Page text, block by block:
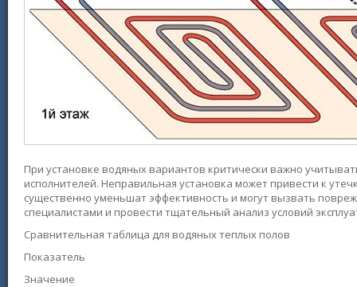
При установке водяных вариантов критически важно
исполнителей. Неправильная установка может привести к
существенно уменьшат эффективность и могут вызвать
специалистами и провести тщательный анализ условий
Сравнительная таблица для водяных теплых полов
Показатель
Значение